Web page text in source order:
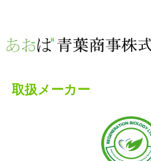
取扱メーカー